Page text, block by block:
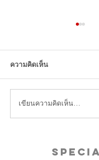
ไหนคนพูดถึงเยอ
ลจีน
ความคิดเห็น
เขียนความคิดเห็น…